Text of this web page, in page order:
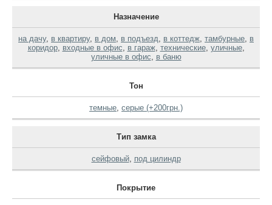
Назначение
на дачу, в квартиру, в дом в подъезд в коттедж тамбурные в
коридор, входные в офис в гараж, технические, уличные,
уличные в офис
в баню
Тон
темные серые (+200грн.)
Тип замка
сейфовый, под цилиндр
Покрытие